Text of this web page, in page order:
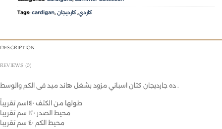
Tags: cardigan, كاردي,كارديجان
DESCRIPTION
REVIEWS (0)
ده جارديجان كتان اسباني مزود بشغل هاند ميد فى الكم والوسط .
طولها من الكتف ١٤٠سم تقريباً
محيط الصدر ١٢٠ سم تقريبا
محيط الكم ٤٠ سم تقريبا